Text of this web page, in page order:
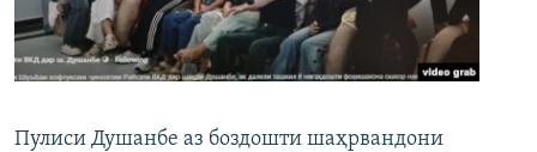
Пулиси Душанбе аз боздошти шаҳрвандони